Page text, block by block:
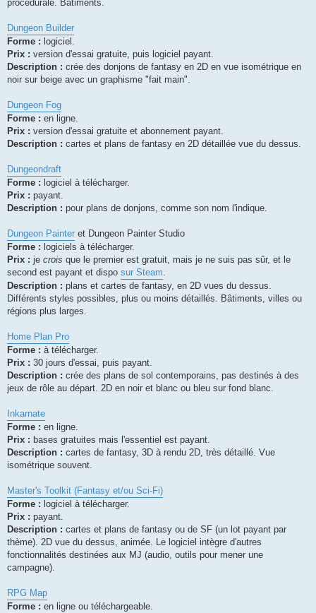
procédurale. Bâtiments.
Dungeon Builder
Forme : logiciel.
Prix : version d'essai gratuite, puis logiciel payant.
Description : crée des donjons de fantasy en 2D en vue isométrique en
noir sur beige avec un graphisme "fait main".
Dungeon Fog
Forme : en ligne.
Prix : version d'essai gratuite et abonnement payant.
Description : cartes et plans de fantasy en 2D détaillée vue du dessus.
Dungeondraft
Forme : logiciel à télécharger.
Prix : payant.
Description : pour plans de donjons, comme son nom l'indique.
Dungeon Painter et Dungeon Painter Studio
Forme : logiciels à télécharger.
Prix : je crois que le premier est gratuit, mais je ne suis pas sûr, et le
second est payant et dispo sur Steam.
Description : plans et cartes de fantasy, en 2D vues du dessus.
Différents styles possibles, plus ou moins détaillés. Bâtiments, villes ou
régions plus larges.
Home Plan Pro
Forme : à télécharger.
Prix : 30 jours d'essai, puis payant.
Description : crée des plans de sol contemporains, pas destinés à des
jeux de rôle au départ. 2D en noir et blanc ou bleu sur fond blanc.
Inkarnate
Forme : en ligne.
Prix : bases gratuites mais l'essentiel est payant.
Description : cartes de fantasy, 3D à rendu 2D, très détaillé. Vue
isométrique souvent.
Master's Toolkit (Fantasy et/ou Sci-Fi)
Forme : logiciel à télécharger.
Prix : payant.
Description : cartes et plans de fantasy ou de SF (un lot payant par
thème). 2D vue du dessus, animée. Le logiciel intègre d'autres
fonctionnalités destinées aux MJ (audio, outils pour mener une
campagne).
RPG Map
Forme : en ligne ou téléchargeable.